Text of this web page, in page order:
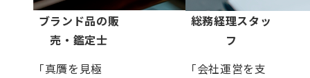
ブランド品の販
売・鑑定士
「真贋を見極
総務経理スタッ
フ
「会社運営を支